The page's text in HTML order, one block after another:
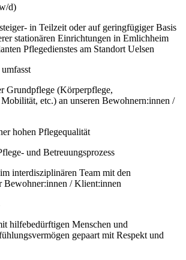
d)
in Teilzeit oder auf geringfügiger Basis
stationären Einrichtungen in Emlichheim
Pflegedienstes am Standort Uelsen
Grundpflege (Körperpflege,
etc.) an unseren Bewohnern:innen /
hohen Pflegequalität
und Betreuungsprozess
interdisziplinären Team mit den
Bewohner:innen / Klient:innen
hilfebedürftigen Menschen und
gepaart mit Respekt und